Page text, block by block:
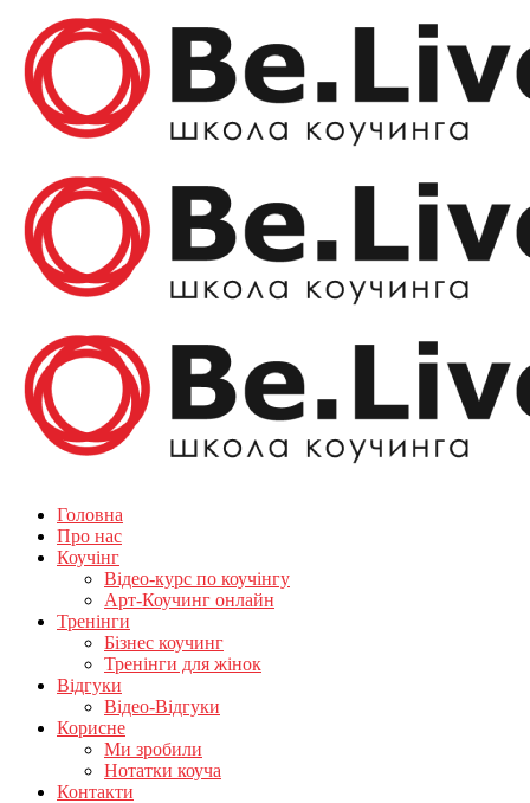
Головна
Про нас
Коучінг
Відео-курс по коучінгу
Арт-Коучинг онлайн
Тренінги
Бізнес коучинг
Тренінги для жінок
Відгуки
Відео-Відгуки
Корисне
Ми зробили
Нотатки коуча
Контакти